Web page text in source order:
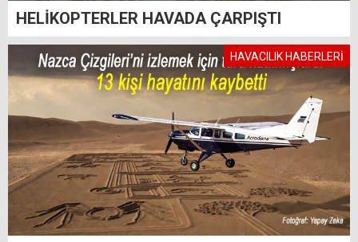
HELİKOPTERLER HAVADA ÇARPIŞTI
HAVACILIK HABERLERİ